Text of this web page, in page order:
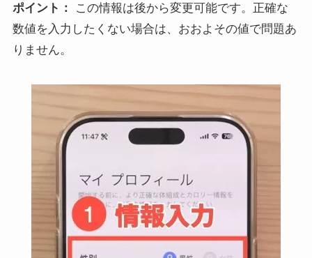
ポイント：
この情報は後から変更可能です。正確な
数値を入力したくない場合は、おおよその値で問題あ
りません。